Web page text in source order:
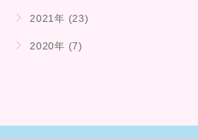
2021年 (23)
2020年 (7)